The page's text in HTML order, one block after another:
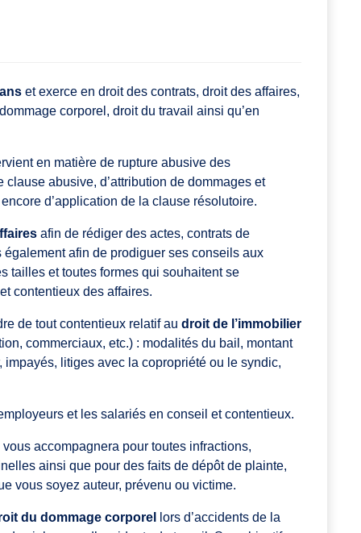
et exerce en droit des contrats, droit des affaires,
corporel, droit du travail ainsi qu’en
en matière de rupture abusive des
abusive, d’attribution de dommages et
d’application de la clause résolutoire.
afin de rédiger des actes, contrats de
afin de prodiguer ses conseils aux
tailles et toutes formes qui souhaitent se
contentieux des affaires.
de tout contentieux relatif au droit de l’immobilier
commerciaux, etc.) : modalités du bail, montant
litiges avec la copropriété ou le syndic,
et les salariés en conseil et contentieux.
vous accompagnera pour toutes infractions,
ainsi que pour des faits de dépôt de plainte,
vous soyez auteur, prévenu ou victime.
du dommage corporel
lors d’accidents de la